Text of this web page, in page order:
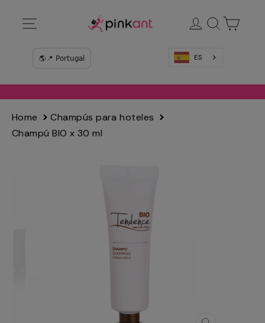
directamente
Ingresar
Buscar
ES
Home
Champús para hoteles
Champú BIO x 30 ml